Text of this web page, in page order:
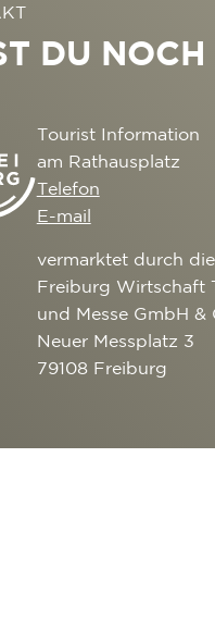
DU
Tourist Information
am Rathausplatz
Telefon
E-mail
vermarktet durch die
Freiburg Wirtschaft
und Messe GmbH &
Neuer Messplatz 3
79108 Freiburg